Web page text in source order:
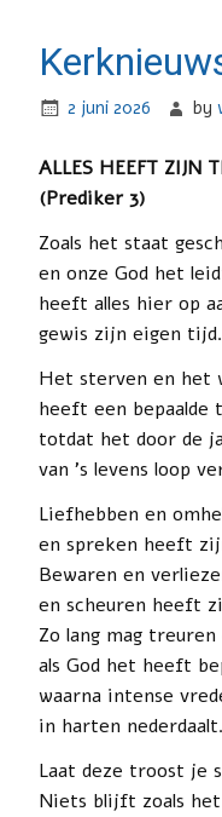
2 juni 2026 by
ALLES HEEFT ZIJN
(Prediker 3)
Zoals het staat
en onze God het
heeft alles hier op
gewis zijn eigen tijd.
Het sterven en het
heeft een bepaalde
totdat het door de
van ’s levens loop
Liefhebben en
en spreken heeft
Bewaren en
en scheuren heeft
Zo lang mag treuren
als God het heeft
waarna intense
in harten nederdaalt.
Laat deze troost je
Niets blijft zoals